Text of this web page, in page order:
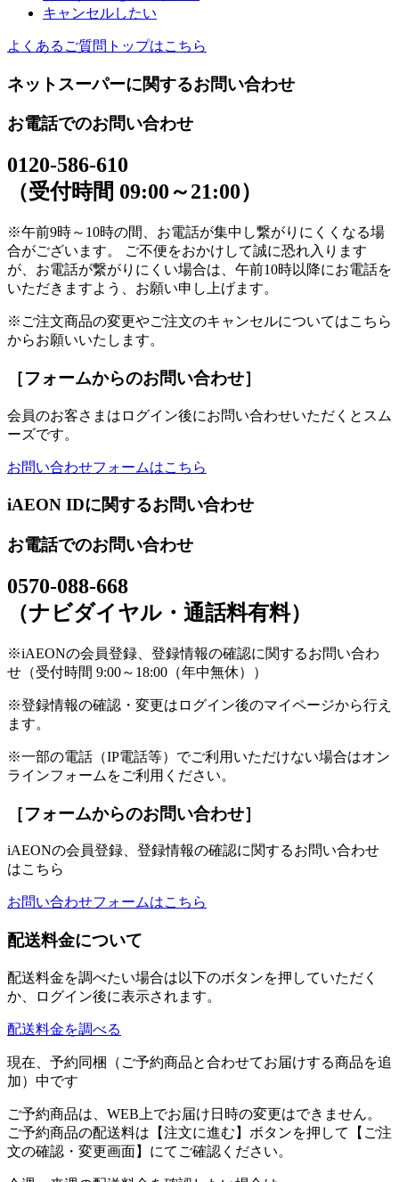
キャンセルしたい
よくあるご質問トップはこちら
ネットスーパーに関するお問い合わせ
お電話でのお問い合わせ
0120-586-610
（受付時間 09:00～21:00）
※午前9時～10時の間、お電話が集中し繋がりにくくなる場
合がございます。 ご不便をおかけして誠に恐れ入ります
が、お電話が繋がりにくい場合は、午前10時以降にお電話を
いただきますよう、お願い申し上げます。
※ご注文商品の変更やご注文のキャンセルについてはこちら
からお願いいたします。
［フォームからのお問い合わせ］
会員のお客さまはログイン後にお問い合わせいただくとスム
ーズです。
お問い合わせフォームはこちら
iAEON IDに関するお問い合わせ
お電話でのお問い合わせ
0570-088-668
（ナビダイヤル・通話料有料）
※iAEONの会員登録、登録情報の確認に関するお問い合わ
せ（受付時間 9:00～18:00（年中無休））
※登録情報の確認・変更はログイン後のマイページから行え
ます。
※一部の電話（IP電話等）でご利用いただけない場合はオン
ラインフォームをご利用ください。
［フォームからのお問い合わせ］
iAEONの会員登録、登録情報の確認に関するお問い合わせ
はこちら
お問い合わせフォームはこちら
配送料金について
配送料金を調べたい場合は以下のボタンを押していただく
か、ログイン後に表示されます。
配送料金を調べる
現在、予約同梱（ご予約商品と合わせてお届けする商品を追
加）中です
ご予約商品は、WEB上でお届け日時の変更はできません。
ご予約商品の配送料は【注文に進む】ボタンを押して【ご注
文の確認・変更画面】にてご確認ください。